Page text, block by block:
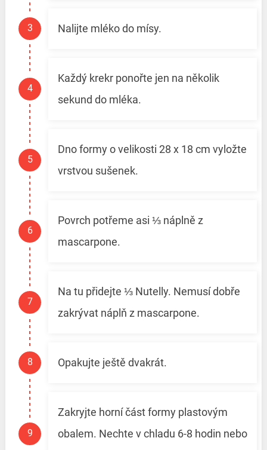
Nalijte mléko do mísy.
Každý krekr ponořte jen na několik
sekund do mléka.
Dno formy o velikosti 28 x 18 cm vyložte
vrstvou sušenek.
Povrch potřeme asi ⅓ náplně z
mascarpone.
Na tu přidejte ⅓ Nutelly. Nemusí dobře
zakrývat náplň z mascarpone.
Opakujte ještě dvakrát.
Zakryjte horní část formy plastovým
obalem. Nechte v chladu 6-8 hodin nebo